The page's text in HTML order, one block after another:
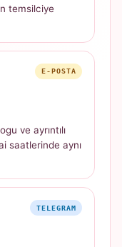
temsilciye
E-POSTA
ve ayrıntılı
saatlerinde aynı
TELEGRAM